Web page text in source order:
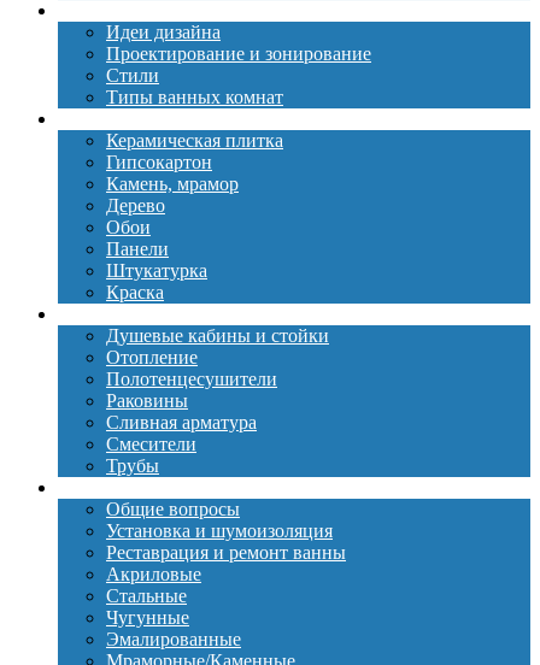
Идеи дизайна
Проектирование и зонирование
Стили
Типы ванных комнат
Керамическая плитка
Гипсокартон
Камень, мрамор
Дерево
Обои
Панели
Штукатурка
Краска
Душевые кабины и стойки
Отопление
Полотенцесушители
Раковины
Сливная арматура
Смесители
Трубы
Общие вопросы
Установка и шумоизоляция
Реставрация и ремонт ванны
Акриловые
Стальные
Чугунные
Эмалированные
Мраморные/Каменные